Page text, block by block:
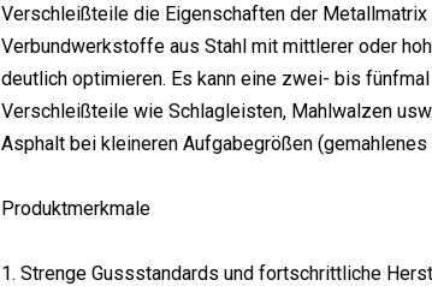
Verschleißteile die Eigenschaften der
Verbundwerkstoffe aus Stahl mit mittlerer oder
deutlich optimieren. Es kann eine zwei- bis
Verschleißteile wie Schlagleisten, Mahlwalzen
Asphalt bei kleineren Aufgabegrößen
Produktmerkmale
1. Strenge Gussstandards und fortschrittliche